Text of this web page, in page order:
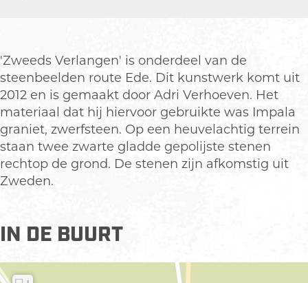
e
e
d
s
V
e
r
g
n
Z
w
e
e
d
s
V
g
'Zweeds Verlangen' is onderdeel van de
steenbeelden route Ede. Dit kunstwerk komt uit
2012 en is gemaakt door Adri Verhoeven. Het
materiaal dat hij hiervoor gebruikte was Impala
graniet, zwerfsteen. Op een heuvelachtig terrein
staan twee zwarte gladde gepolijste stenen
rechtop de grond. De stenen zijn afkomstig uit
Zweden.
IN DE BUURT